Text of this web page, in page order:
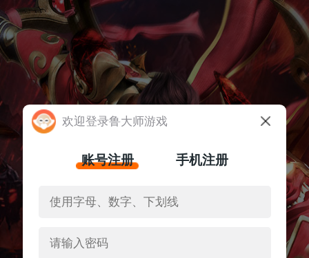
欢迎登录鲁大师游戏
账号注册 手机注册